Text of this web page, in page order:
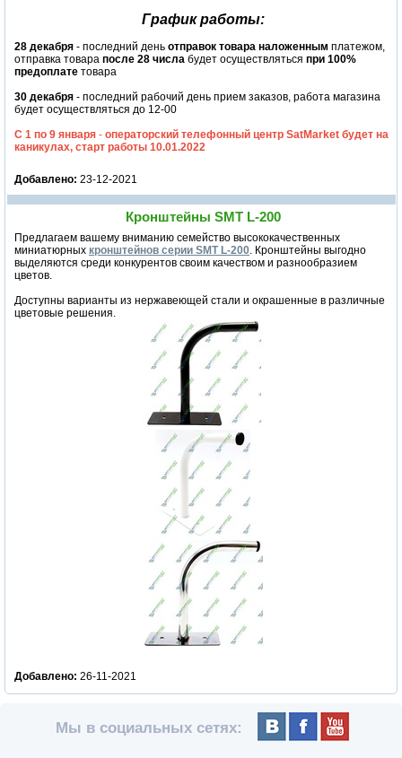
График работы:
28 декабря - последний день отправок товара наложенным платежом,
отправка товара после 28 числа будет осуществляться при 100%
предоплате товара
30 декабря - последний рабочий день прием заказов, работа магазина
будет осуществляться до 12-00
С 1 по 9 января - операторский телефонный центр SatMarket будет на
каникулах, старт работы 10.01.2022
Добавлено: 23-12-2021
Кронштейны SMT L-200
Предлагаем вашему вниманию семейство высококачественных
миниатюрных кронштейнов серии SMT L-200. Кронштейны выгодно
выделяются среди конкурентов своим качеством и разнообразием
цветов.
Доступны варианты из нержавеющей стали и окрашенные в различные
цветовые решения.
Добавлено: 26-11-2021
Мы в социальных сетях: